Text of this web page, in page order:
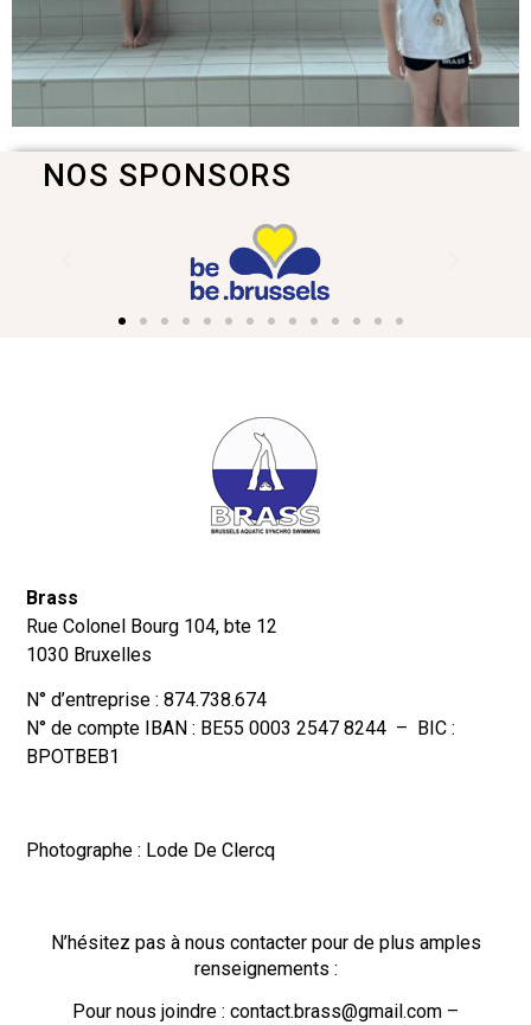
NOS SPONSORS
Brass
Rue Colonel Bourg 104, bte 12
1030 Bruxelles
N° d’entreprise : 874.738.674
N° de compte IBAN : BE55 0003 2547 8244 – BIC :
BPOTBEB1
Photographe : Lode De Clercq
N’hésitez pas à nous contacter pour de plus amples
renseignements :
Pour nous joindre : contact.brass@gmail.com –